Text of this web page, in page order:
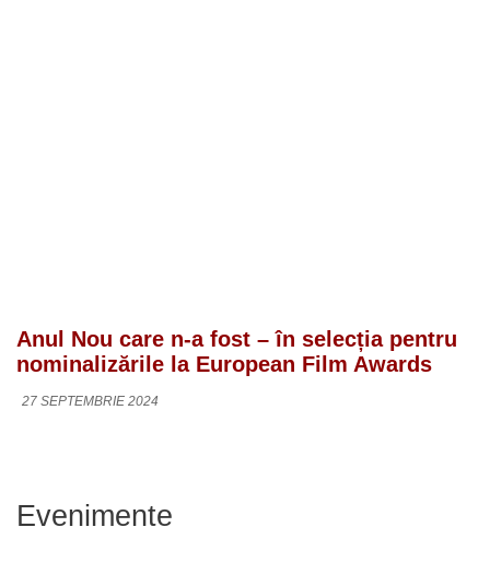
Anul Nou care n-a fost – în selecția pentru
nominalizările la European Film Awards
27 SEPTEMBRIE 2024
Evenimente